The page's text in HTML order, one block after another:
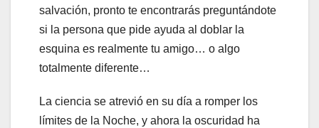
salvación, pronto te encontrarás preguntándote
si la persona que pide ayuda al doblar la
esquina es realmente tu amigo… o algo
totalmente diferente…
La ciencia se atrevió en su día a romper los
límites de la Noche, y ahora la oscuridad ha